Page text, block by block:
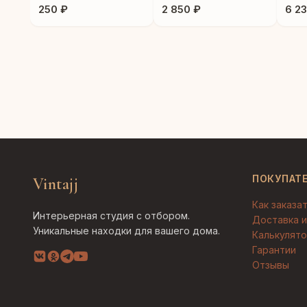
250 ₽ 2 850 ₽ 6
Vintajj
Интерьерная студия с отбором.
Уникальные находки для вашего дома.
Как
Доставка
Гарантии
Отзывы